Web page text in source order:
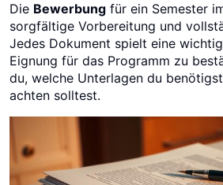
Die Bewerbung für ein Semester
sorgfältige Vorbereitung und
Jedes Dokument spielt eine
Eignung für das Programm zu
du, welche Unterlagen du
achten solltest.